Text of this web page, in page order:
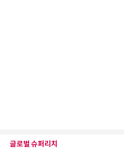
글로벌 슈퍼리치